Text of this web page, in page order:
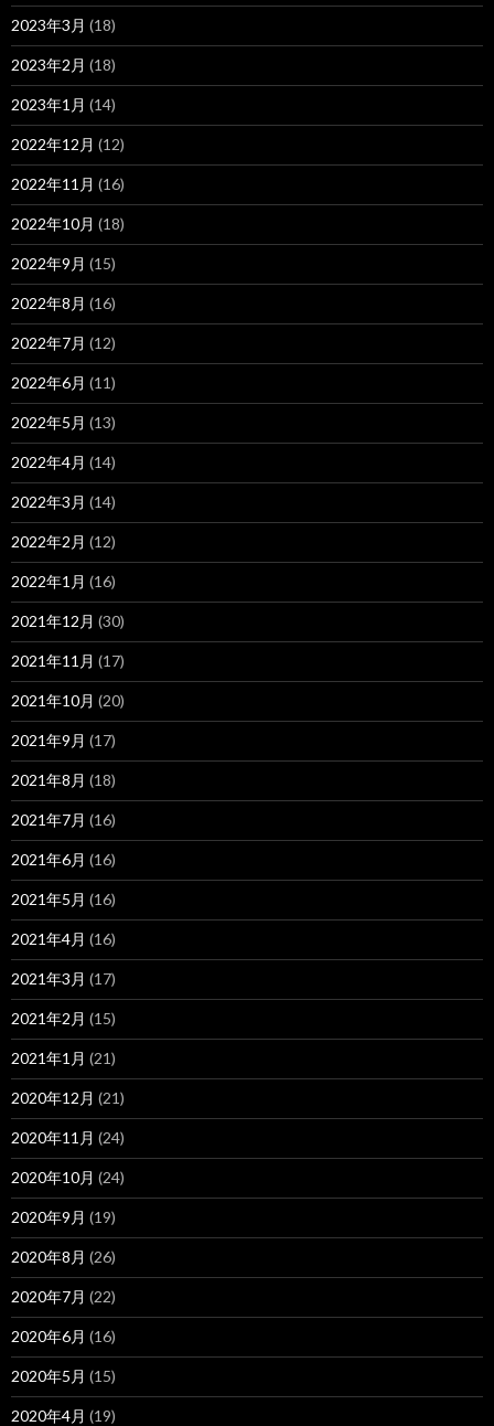
2023年3月 (18)
2023年2月 (18)
2023年1月 (14)
2022年12月 (12)
2022年11月 (16)
2022年10月 (18)
2022年9月 (15)
2022年8月 (16)
2022年7月 (12)
2022年6月 (11)
2022年5月 (13)
2022年4月 (14)
2022年3月 (14)
2022年2月 (12)
2022年1月 (16)
2021年12月 (30)
2021年11月 (17)
2021年10月 (20)
2021年9月 (17)
2021年8月 (18)
2021年7月 (16)
2021年6月 (16)
2021年5月 (16)
2021年4月 (16)
2021年3月 (17)
2021年2月 (15)
2021年1月 (21)
2020年12月 (21)
2020年11月 (24)
2020年10月 (24)
2020年9月 (19)
2020年8月 (26)
2020年7月 (22)
2020年6月 (16)
2020年5月 (15)
2020年4月 (19)